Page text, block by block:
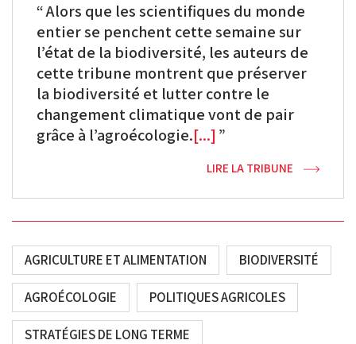
Alors que les scientifiques du monde
entier se penchent cette semaine sur
l’état de la biodiversité, les auteurs de
cette tribune montrent que préserver
la biodiversité et lutter contre le
changement climatique vont de pair
grâce à l’agroécologie.[...]
LIRE LA TRIBUNE
AGRICULTURE ET ALIMENTATION BIODIVERSITÉ
AGROÉCOLOGIE POLITIQUES AGRICOLES
STRATÉGIES DE LONG TERME